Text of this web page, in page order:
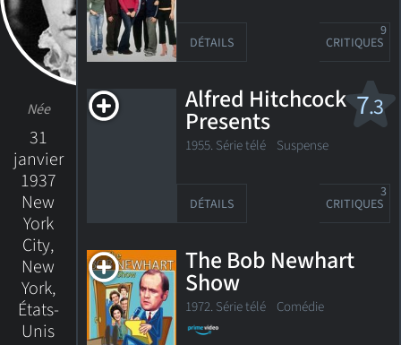
Née
31
janvier
1937
New
York
City,
New
York,
États-
Unis
DÉTAILS CRITIQUES
9
7.3
Alfred Hitchcock
Presents
1955. Série télé Suspense
DÉTAILS CRITIQUES
3
The Bob Newhart
Show
1972. Série télé Comédie